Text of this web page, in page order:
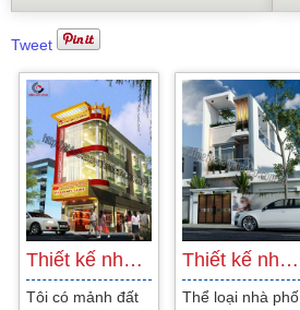
Tweet
Thiết kế nhà phố 2 mặt tiền kết hợp…
Tôi có mảnh đất
Thiết kế nhà phố 2 mặt tiền ở Tp. Vũng…
Thể loại nhà phố